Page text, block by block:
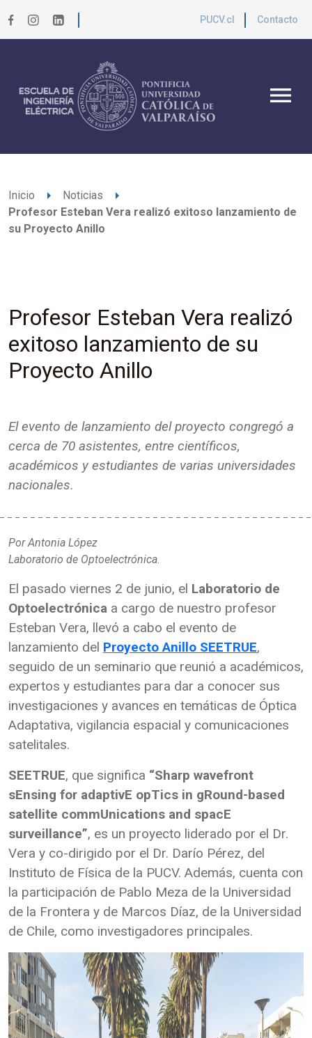
PUCV.cl Contacto
menu
Inicio arrow_right Noticias arrow_right
Profesor Esteban Vera realizó exitoso lanzamiento de
su Proyecto Anillo
Profesor Esteban Vera realizó
exitoso lanzamiento de su
Proyecto Anillo
El evento de lanzamiento del proyecto congregó a
cerca de 70 asistentes, entre científicos,
académicos y estudiantes de varias universidades
nacionales.
Por Antonia López
Laboratorio de Optoelectrónica.
El pasado viernes 2 de junio, el Laboratorio de
Optoelectrónica a cargo de nuestro profesor
Esteban Vera, llevó a cabo el evento de
lanzamiento del Proyecto Anillo SEETRUE,
seguido de un seminario que reunió a académicos,
expertos y estudiantes para dar a conocer sus
investigaciones y avances en temáticas de Óptica
Adaptativa, vigilancia espacial y comunicaciones
satelitales.
SEETRUE, que significa “Sharp wavefront
sEnsing for adaptivE opTics in gRound-based
satellite commUnications and spacE
surveillance”, es un proyecto liderado por el Dr.
Vera y co-dirigido por el Dr. Darío Pérez, del
Instituto de Física de la PUCV. Además, cuenta con
la participación de Pablo Meza de la Universidad
de la Frontera y de Marcos Díaz, de la Universidad
de Chile, como investigadores principales.